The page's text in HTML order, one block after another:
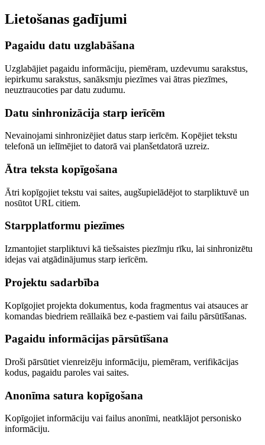
Lietošanas gadījumi
Pagaidu datu uzglabāšana
Uzglabājiet pagaidu informāciju, piemēram, uzdevumu sarakstus,
iepirkumu sarakstus, sanāksmju piezīmes vai ātras piezīmes,
neuztraucoties par datu zudumu.
Datu sinhronizācija starp ierīcēm
Nevainojami sinhronizējiet datus starp ierīcēm. Kopējiet tekstu
telefonā un ielīmējiet to datorā vai planšetdatorā uzreiz.
Ātra teksta kopīgošana
Ātri kopīgojiet tekstu vai saites, augšupielādējot to starpliktuvē un
nosūtot URL citiem.
Starpplatformu piezīmes
Izmantojiet starpliktuvi kā tiešsaistes piezīmju rīku, lai sinhronizētu
idejas vai atgādinājumus starp ierīcēm.
Projektu sadarbība
Kopīgojiet projekta dokumentus, koda fragmentus vai atsauces ar
komandas biedriem reāllaikā bez e-pastiem vai failu pārsūtīšanas.
Pagaidu informācijas pārsūtīšana
Droši pārsūtiet vienreizēju informāciju, piemēram, verifikācijas
kodus, pagaidu paroles vai saites.
Anonīma satura kopīgošana
Kopīgojiet informāciju vai failus anonīmi, neatklājot personisko
informāciju.